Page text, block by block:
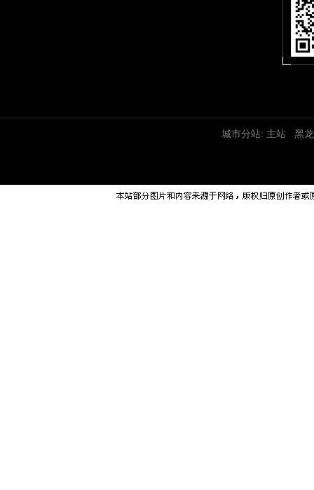
城市分站: 主站 黑